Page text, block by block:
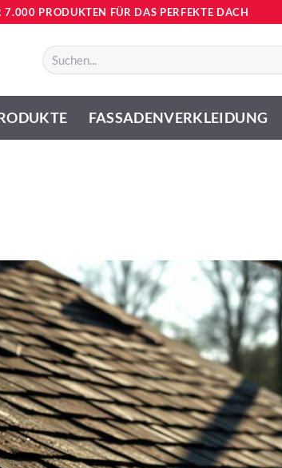
7.000 PRODUKTEN FÜR DAS PERFEKTE DACH
Suchen
nach:
FASSADENVERKLEIDUNG